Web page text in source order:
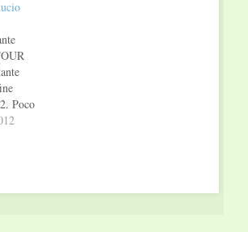
che
vi
Poco